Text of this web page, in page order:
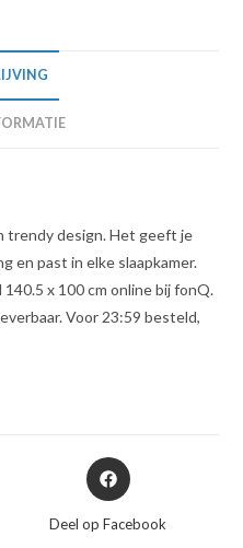
trendy design. Het geeft je
en past in elke slaapkamer.
x 100 cm online bij fonQ.
Voor 23:59 besteld,
Opent
in
nieuw
Deel op Facebook